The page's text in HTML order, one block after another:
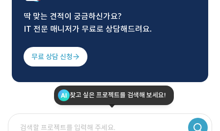
딱 맞는 견적이 궁금하신가요?
IT 전문 매니저가 무료로 상담해드려요.
무료 상담 신청
찾고 싶은 프로젝트를 검색해 보세요!